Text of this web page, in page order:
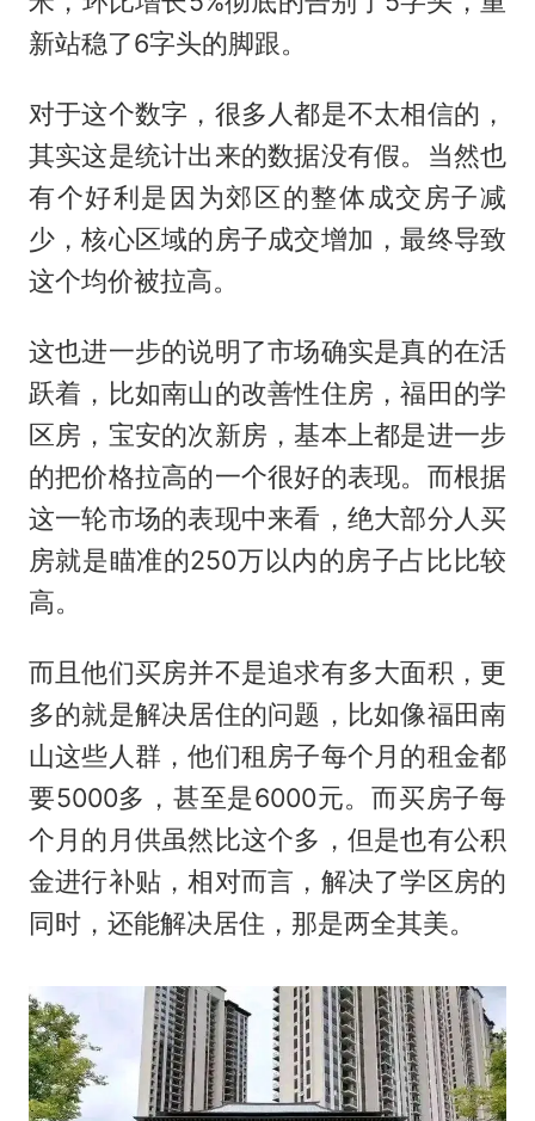
新站稳了6字头的脚跟。
对于这个数字，很多人都是不太相信的，
其实这是统计出来的数据没有假。当然也
有个好利是因为郊区的整体成交房子减
少，核心区域的房子成交增加，最终导致
这个均价被拉高。
这也进一步的说明了市场确实是真的在活
跃着，比如南山的改善性住房，福田的学
区房，宝安的次新房，基本上都是进一步
的把价格拉高的一个很好的表现。而根据
这一轮市场的表现中来看，绝大部分人买
房就是瞄准的250万以内的房子占比比较
高。
而且他们买房并不是追求有多大面积，更
多的就是解决居住的问题，比如像福田南
山这些人群，他们租房子每个月的租金都
要5000多，甚至是6000元。而买房子每
个月的月供虽然比这个多，但是也有公积
金进行补贴，相对而言，解决了学区房的
同时，还能解决居住，那是两全其美。